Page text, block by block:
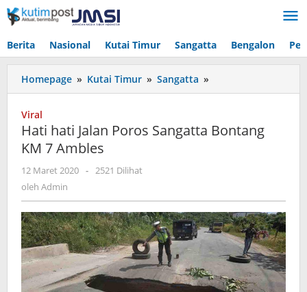
Lewati
ke
Berita Nasional Kutai Timur Sangatta Bengalon
Homepage » Kutai Timur » Sangatta »
hati
Sangatta
Viral
Hati hati Jalan Poros Sangatta Bontang
KM 7 Ambles
12 Maret 2020 oleh
- 2521 Dilihat
oleh Admin